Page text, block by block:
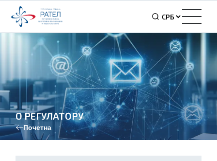
О РЕГУЛАТОРУ
Почетна